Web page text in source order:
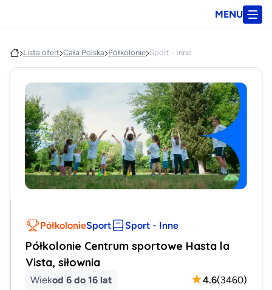
MENU
Lista ofert Cała Polska Półkolonie Sport - Inne
PółkolonieSport Sport - Inne
Półkolonie Centrum sportowe Hasta la
Vista, siłownia
Wiekod 6 do 16 lat 4.6(3460)